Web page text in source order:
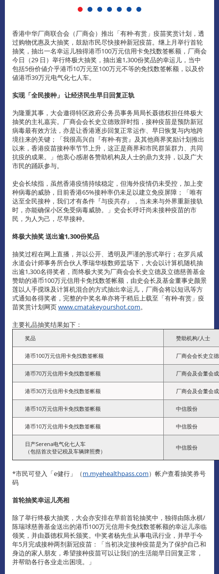
香港中华厂商联合会（厂商会）推出「有种‧有赏」疫苗奖赏计划，透
过购物优惠及大抽奖，鼓励市民尽快接种新冠疫苗。继上月举行首轮
抽奖，抽出一名幸运儿独得港币100万元信用卡免找数签帐额，厂商会
今日（29 日）举行终极大抽奖，抽出逾1,300份奖品的幸运儿，当中
包括5份价値介乎港币10万元至100万元不等的免找数签帐额，以及价
値港币39万元电气化七人车。
实现「全民接种」 让经济民生早日回复正轨
为隆重其事，大会邀得特区政府公务员事务局局长聂德权担任终极大
抽奖的主礼嘉宾。厂商会会长史立德致辞时指，接种疫苗是预防新冠
病毒最有效方法，亦是让香港逐步回复正常运作、早日恢复与内地跨
境往来的关键；「我很高兴自『有种‧有赏』及其他商界奖励计划推出
以来，香港疫苗接种率节节上升，这正是商界和市民群策群力、共同
抗疫的成果。」他衷心感谢各赞助机构及人士的鼎力支持，以及广大
市民的踊跃参与。
史会长续指，虽然香港疫情持续稳定，但海外疫情仍未受控，加上变
种病毒的威胁，目前香港65%接种率仍未足以建立免疫屏障；「唯有
达至全民接种，我们才有条件『与疫共存』，当未来与外界重新接轨
时，亦能确保小区免受病毒威胁。」史会长呼吁尚未接种疫苗的市
民，为人为己，尽早接种。
终极大抽奖送出逾1,300份奖品
抽奖过程在网上直播，并以公开、透明及严谨的形式举行；在罗兵咸
永道会计师事务所合伙人季瑞华核数师监场下，大会以计算机随机抽
出逾1,300名得奖者，而终极大奖为厂商会会长史立德及立德慈善基金
赞助的港币100万元信用卡免找数签帐额，由史会长及基金董事史颜景
莲以人手搅珠及计算机混合的方式抽出幸运儿，厂商会将以短讯等方
式通知各得奖者，完整的中奖名单亦将于稍后上载至「有种‧有赏」疫
苗奖赏计划网页www.cmatakeyourshot.com。
主要礼品抽奖结果如下：
奖品 赞助机构/人士
港币100万元信用卡免找数签帐额 厂商会会长史立
港币70万元信用卡免找数签帐额 厂商会及会董会
港币30万元信用卡免找数签帐额 厂商会及会董会
港币10万元信用卡免找数签帐额 中信股份
港币10万元信用卡免找数签帐额 中信股份
日产Serena电气化七人车
（包括首次登记税及车辆牌照费）
中信股份
*市民可登入「e健行」（m.myehealthpass.com）帐户查看抽奖券号
码
首轮抽奖幸运儿亮相
除了举行终极大抽奖，大会亦安排在早前首轮抽奖中，独得由陈永棋/
陈瑞球慈善基金送出的港币100万元信用卡免找数签帐额的幸运儿亲临
领奖，并由聂德权局长颁奖。中奖者杨先生从事电讯行业，并早于今
年5月完成接种两剂新冠疫苗：「当初决定接种疫苗是为了保护自己和
身边的家人朋友，希望接种疫苗可以让我们的生活能早日回复正常，
并帮助各行各业走出困境。」